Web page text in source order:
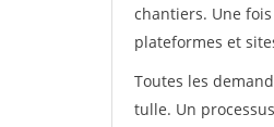
chantiers. Une
plateformes et
Toutes les
tulle. Un